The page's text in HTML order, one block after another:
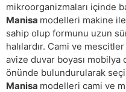
mikroorganizmaları içinde
Manisa modelleri makine ile
sahip olup formunu uzun
halılardır. Cami ve
avize duvar boyası
önünde bulundurularak
Manisa modelleri cami ve